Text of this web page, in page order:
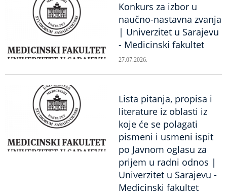
Konkurs za izbor u
naučno-nastavna zvanja
| Univerzitet u Sarajevu
- Medicinski fakultet
27.07.2026.
Lista pitanja, propisa i
literature iz oblasti iz
koje će se polagati
pismeni i usmeni ispit
po Javnom oglasu za
prijem u radni odnos |
Univerzitet u Sarajevu -
Medicinski fakultet